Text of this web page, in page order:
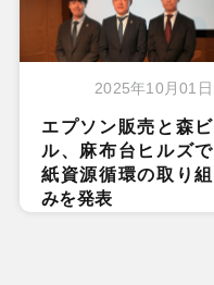
2025年10月01日
エプソン販売と森ビ
ル、麻布台ヒルズで
紙資源循環の取り組
みを発表